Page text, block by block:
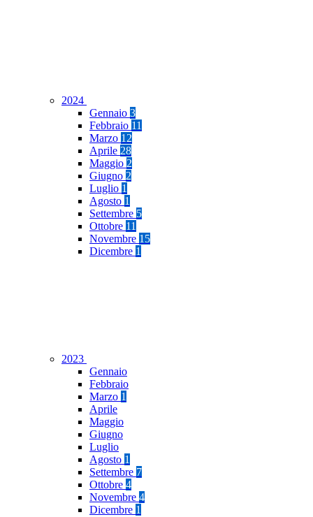
2024
Gennaio 3
Febbraio 11
Marzo 12
Aprile 28
Maggio 2
Giugno 2
Luglio 1
Agosto 1
Settembre 5
Ottobre 11
Novembre 15
Dicembre 1
2023
Gennaio
Febbraio
Marzo 1
Aprile
Maggio
Giugno
Luglio
Agosto 1
Settembre 7
Ottobre 4
Novembre 4
Dicembre 1